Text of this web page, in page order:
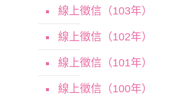
線上徵信（103年）
線上徵信（102年）
線上徵信（101年）
線上徵信（100年）